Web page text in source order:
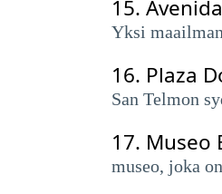
15.
Yksi
16. Plaza
San Telmon
17. Museo
museo, joka